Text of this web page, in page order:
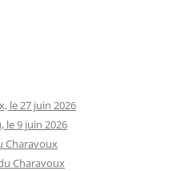
le 27 juin 2026
le 9 juin 2026
Charavoux
Charavoux